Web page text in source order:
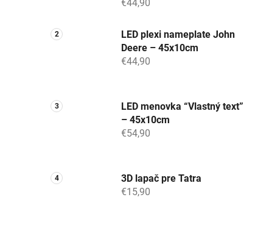
€44,90
LED plexi nameplate John
Deere – 45x10cm
€44,90
LED menovka “Vlastný text”
– 45x10cm
€54,90
3D lapač pre Tatra
€15,90